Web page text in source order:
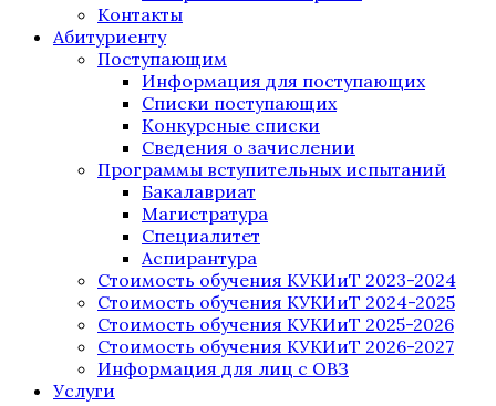
Контакты
Абитуриенту
Поступающим
Информация для поступающих
Списки поступающих
Конкурсные списки
Сведения о зачислении
Программы вступительных испытаний
Бакалавриат
Магистратура
Специалитет
Аспирантура
Стоимость обучения КУКИиТ 2023-2024
Стоимость обучения КУКИиТ 2024-2025
Стоимость обучения КУКИиТ 2025-2026
Стоимость обучения КУКИиТ 2026-2027
Информация для лиц с ОВЗ
Услуги